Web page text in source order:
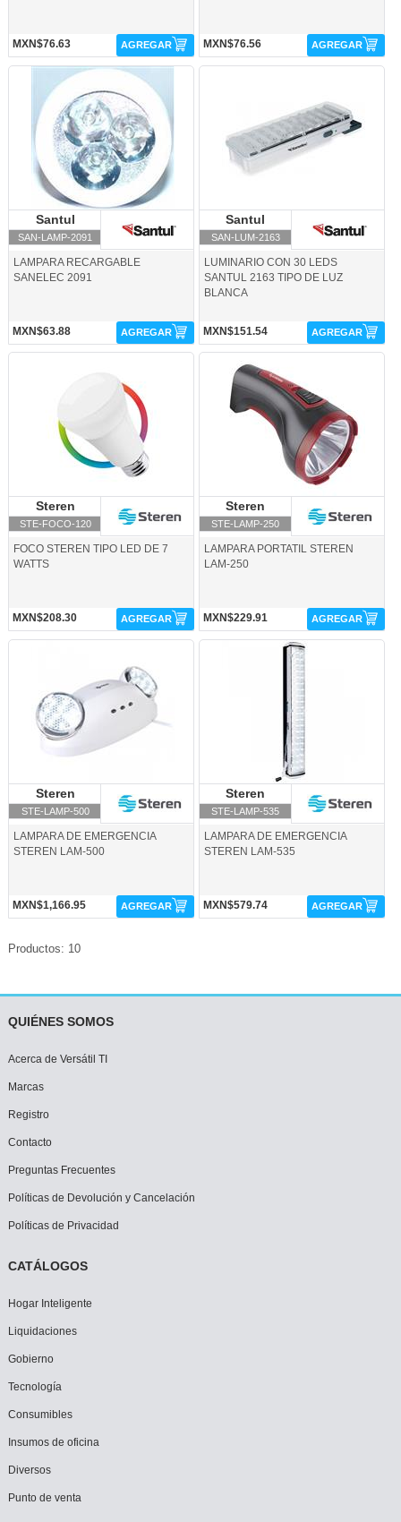
MXN$76.63 AGREGAR MXN$76.56 AGREGAR
SAN-LAMP-2091-Santul
Santul
SAN-LAMP-2091
LAMPARA RECARGABLE
SANELEC 2091
MXN$63.88 AGREGAR
Santul
SAN-LUM-2163
LUMINARIO CON 30 LEDS
SANTUL 2163 TIPO DE LUZ
BLANCA
MXN$151.54 AGREGAR
Steren
STE-FOCO-120
FOCO STEREN TIPO LED DE 7
WATTS
MXN$208.30 AGREGAR
Steren
STE-LAMP-250
LAMPARA PORTATIL STEREN
LAM-250
MXN$229.91 AGREGAR
Steren
STE-LAMP-500
LAMPARA DE EMERGENCIA
STEREN LAM-500
MXN$1,166.95 AGREGAR
STE-LAMP-535-Steren
Steren
STE-LAMP-535
LAMPARA DE EMERGENCIA
STEREN LAM-535
MXN$579.74 AGREGAR
Productos: 10
QUIÉNES SOMOS
Acerca de Versátil TI
Marcas
Registro
Contacto
Preguntas Frecuentes
Políticas de Devolución y Cancelación
Políticas de Privacidad
CATÁLOGOS
Hogar Inteligente
Liquidaciones
Gobierno
Tecnología
Consumibles
Insumos de oficina
Diversos
Punto de venta